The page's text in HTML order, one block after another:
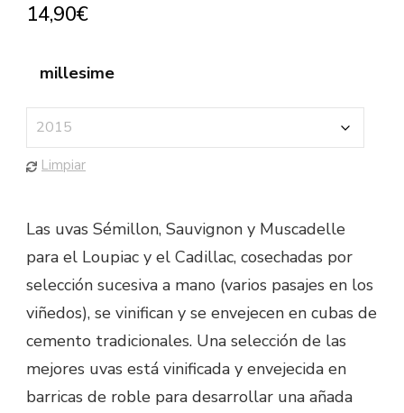
14,90€
millesime
Limpiar
Las uvas Sémillon, Sauvignon y Muscadelle
para el Loupiac y el Cadillac, cosechadas por
selección sucesiva a mano (varios pasajes en los
viñedos), se vinifican y se envejecen en cubas de
cemento tradicionales. Una selección de las
mejores uvas está vinificada y envejecida en
barricas de roble para desarrollar una añada